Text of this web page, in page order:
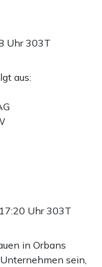
Uhr303T
aus:
Uhr303T
in Orbans
sein,